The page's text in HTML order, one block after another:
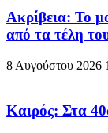
Ακρίβεια: Το
από τα τέλη
8 Αυγούστου 2026
Καιρός: Στα